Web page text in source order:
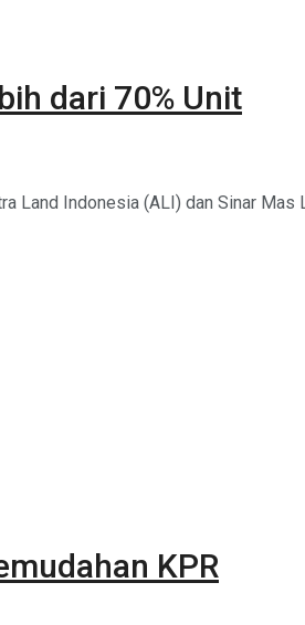
dari 70% Unit
Land Indonesia (ALI) dan Sinar Mas
KPR